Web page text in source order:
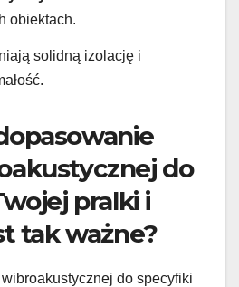
obiektach.
solidną izolację i
do
pralki i
tak ważne?
do specyfiki